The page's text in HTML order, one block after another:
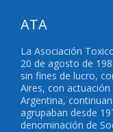
ATA
La Asociación
20 de agosto de
sin fines de lucro,
Aires, con
Argentina,
agrupaban desde
denominación de